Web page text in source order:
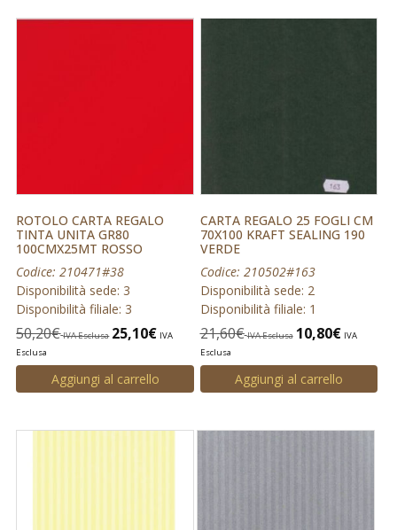
ROTOLO CARTA REGALO
TINTA UNITA GR80
100CMX25MT ROSSO
Codice: 210471#38
Disponibilità sede: 3
Disponibilità filiale: 3
50,20€ IVA Esclusa 25,10€ IVA
Esclusa
Aggiungi al carrello
CARTA REGALO 25 FOGLI CM
70X100 KRAFT SEALING 190
VERDE
Codice: 210502#163
Disponibilità sede: 2
Disponibilità filiale: 1
21,60€ IVA Esclusa 10,80€ IVA
Esclusa
Aggiungi al carrello